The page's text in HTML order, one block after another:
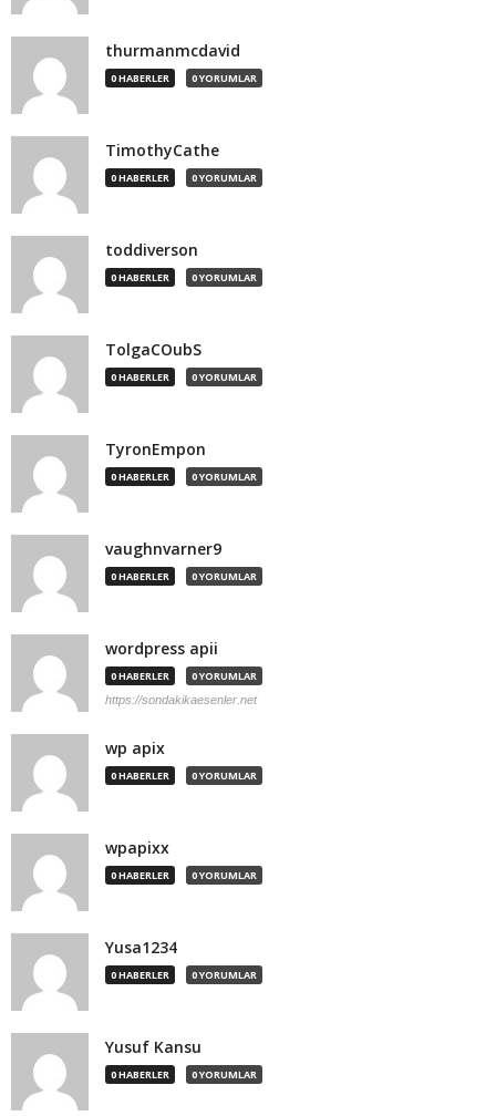
thurmanmcdavid
0 HABERLER 0 YORUMLAR
TimothyCathe
0 HABERLER 0 YORUMLAR
toddiverson
0 HABERLER 0 YORUMLAR
TolgaCOubS
0 HABERLER 0 YORUMLAR
TyronEmpon
0 HABERLER 0 YORUMLAR
vaughnvarner9
0 HABERLER 0 YORUMLAR
wordpress apii
0 HABERLER 0 YORUMLAR
https://sondakikaesenler.net
wp apix
0 HABERLER 0 YORUMLAR
wpapixx
0 HABERLER 0 YORUMLAR
Yusa1234
0 HABERLER 0 YORUMLAR
Yusuf Kansu
0 HABERLER 0 YORUMLAR